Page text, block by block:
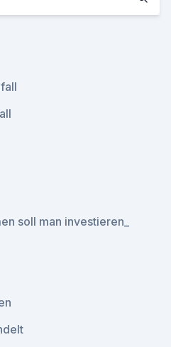
soll man investieren_